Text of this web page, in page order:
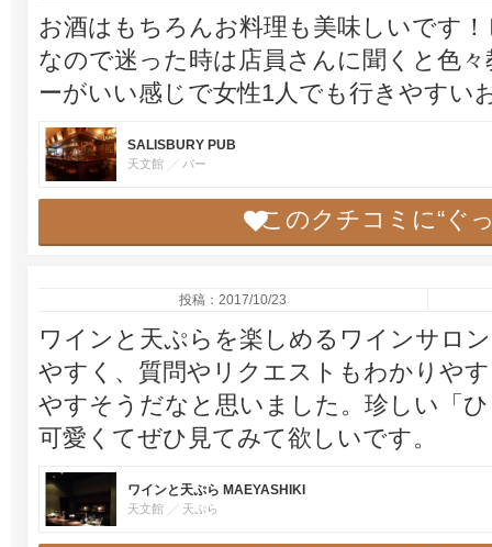
お酒はもちろんお料理も美味しいです
なので迷った時は店員さんに聞くと色
ーがいい感じで女性1人でも行きやすい
SALISBURY PUB
天文館 バー
このクチコミに“ぐ
投稿：2017/10/23
ワインと天ぷらを楽しめるワインサロ
やすく、質問やリクエストもわかりや
やすそうだなと思いました。珍しい「
可愛くてぜひ見てみて欲しいです。
ワインと天ぷら MAEYASHIKI
天文館 天ぷら